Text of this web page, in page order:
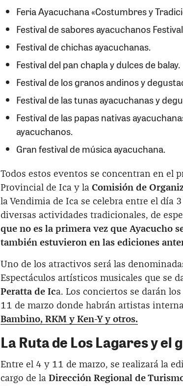
Feria Ayacuchana «Costumbres y
Festival de sabores ayacuchanos
Festival de chichas ayacuchanas.
Festival del pan chapla y dulces de balay.
Festival de los granos andinos y
Festival de las tunas ayacuchanas y
Festival de las papas nativas
ayacuchanos.
Gran festival de música ayacuchana.
Todos estos eventos se concentran en el
Provincial de Ica y la Comisión de
la Vendimia de Ica se celebra entre el día
diversas actividades tradicionales, de
que no es la primera vez que Ayacucho
también estuvieron en las ediciones
Uno de los atractivos será las
Espectáculos artísticos musicales que se
Peratta de Ica. Los conciertos se darán
11 de marzo donde habrán artistas
Bambino, RKM y Ken-Y y otros.
La Ruta de Los Lagares y el
Entre el 4 y 11 de marzo, se realizará la
cargo de la Dirección Regional de